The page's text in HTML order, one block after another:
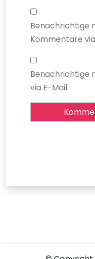
Benachrichtige
Kommentare
Benachrichtige
via E-Mail.